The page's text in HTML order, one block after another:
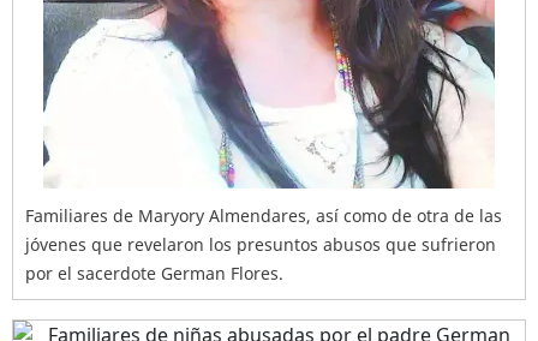
Familiares de Maryory Almendares, así como de otra de las
jóvenes que revelaron los presuntos abusos que sufrieron
por el sacerdote German Flores.